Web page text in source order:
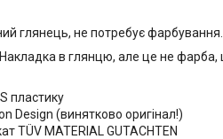
глянець, не потребує фарбування.
в глянцю, але це не фарба,
пластику
Design (винятково оригінал!)
TÜV MATERIAL GUTACHTEN